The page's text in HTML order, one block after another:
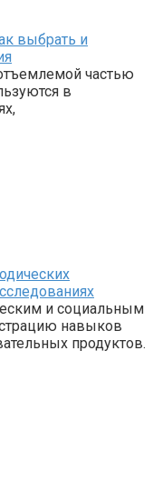
выбрать и
частью
в
и социальным
навыков
продуктов.